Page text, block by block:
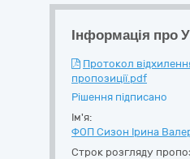
Інформація про
Протокол
пропозиції.pdf
Рішення підписано
Ім'я:
ФОП Сизон Ірина
Строк розгляду